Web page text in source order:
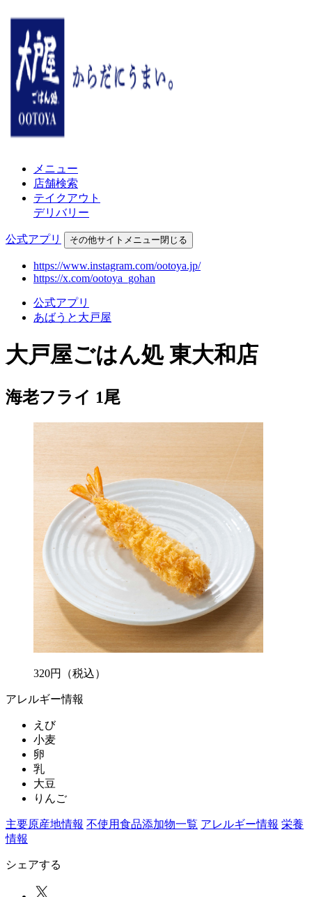
メニュー
店舗検索
テイクアウト
デリバリー
公式アプリ その他サイトメニュー閉じる
https://www.instagram.com/ootoya.jp/
https://x.com/ootoya_gohan
公式アプリ
あばうと大戸屋
大戸屋ごはん処 東大和店
海老フライ 1尾
320円 （税込）
アレルギー情報
えび
小麦
卵
乳
大豆
りんご
主要原産地情報 不使用食品添加物一覧 アレルギー情報 栄養
情報
シェアする